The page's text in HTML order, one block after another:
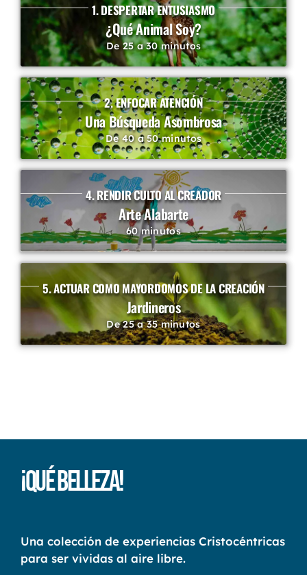
1. DESPERTAR ENTUSIASMO
¿Qué Animal Soy?
De 25 a 30 minutos
2. ENFOCAR ATENCIÓN
Una Búsqueda Asombrosa
De 40 a 50 minutos
4. RENDIR CULTO AL CREADOR
Arte Alabarte
60 minutos
5. ACTUAR COMO MAYORDOMOS DE LA CREACIÓN
Jardineros
De 25 a 35 minutos
¡Qué Belleza!
Una colección de experiencias Cristocéntricas
para ser vividas al aire libre.